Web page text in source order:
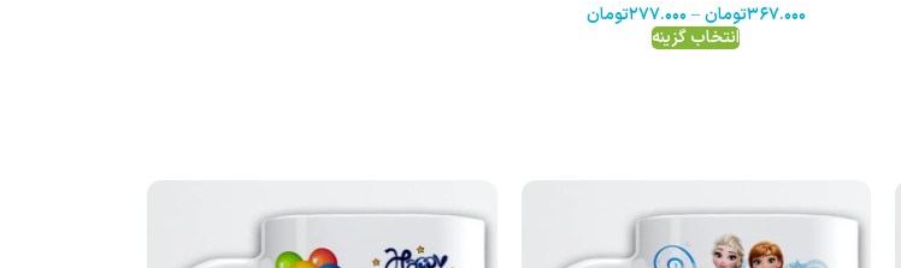
۳۶۷.۰۰۰تومان – ۲۷۷.۰۰۰تومان
انتخاب گزینه